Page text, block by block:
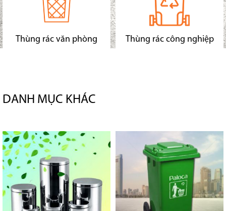
Thùng rác văn phòng Thùng rác công nghiệp
DANH MỤC KHÁC